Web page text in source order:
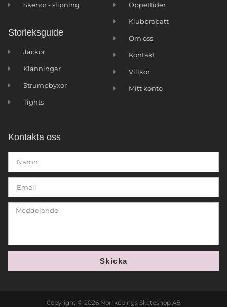
Skenor - slipning
Storleksguide
Jackor
Klänningar
Strumpbyxor
Tights
Öppettider
Klubbrabatt
Om oss
Kontakt
Villkor
Mitt konto
Kontakta oss
Skicka
Copyright © 2026 Norrköpings Skateshop AB